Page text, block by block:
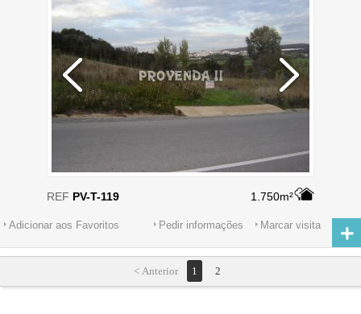
1.750m²
REF PV-T-119
Adicionar aos Favoritos Marcar visita
Pedir informações
< Anterior 1 2